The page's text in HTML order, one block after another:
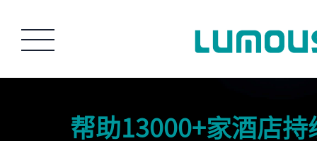
帮助13000+家酒店持